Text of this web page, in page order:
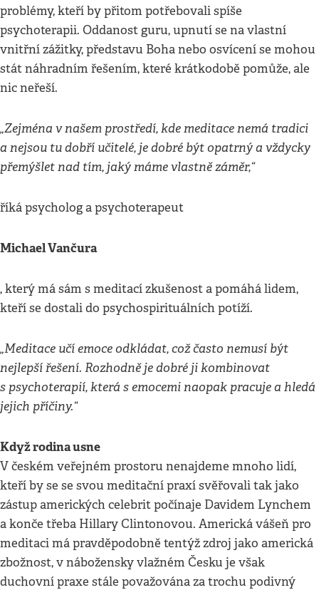
problémy, kteří by přitom potřebovali spíše
psychoterapii. Oddanost guru, upnutí se na vlastní
vnitřní zážitky, představu Boha nebo osvícení se mohou
stát náhradním řešením, které krátkodobě pomůže, ale
nic neřeší.
„Zejména v našem prostředí, kde meditace nemá tradici
a nejsou tu dobří učitelé, je dobré být opatrný a vždycky
přemýšlet nad tím, jaký máme vlastně záměr,“
říká psycholog a psychoterapeut
Michael Vančura
, který má sám s meditací zkušenost a pomáhá lidem,
kteří se dostali do psychospirituálních potíží.
„Meditace učí emoce odkládat, což často nemusí být
nejlepší řešení. Rozhodně je dobré ji kombinovat
s psychoterapií, která s emocemi naopak pracuje a hledá
jejich příčiny.“
Když rodina usne
V českém veřejném prostoru nenajdeme mnoho lidí,
kteří by se se svou meditační praxí svěřovali tak jako
zástup amerických celebrit počínaje Davidem Lynchem
a konče třeba Hillary Clintonovou. Americká vášeň pro
meditaci má pravděpodobně tentýž zdroj jako americká
zbožnost, v nábožensky vlažném Česku je však
duchovní praxe stále považována za trochu podivný